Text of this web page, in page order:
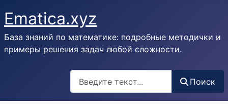
Ematica.xyz
База знаний по математике: подробные методички и
примеры решения задач любой сложности.
Поиск